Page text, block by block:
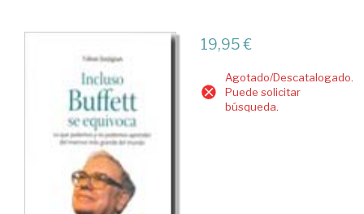
19,95 €
Agotado/Descatalogado.
Puede solicitar
búsqueda.